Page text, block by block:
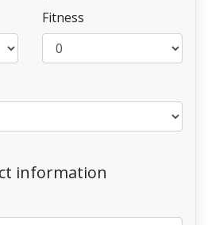
Fitness
information